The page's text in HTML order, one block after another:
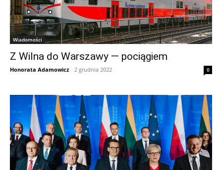
Wiadomości
Z Wilna do Warszawy — pociągiem
Honorata Adamowicz - 2 grudnia 2022 0